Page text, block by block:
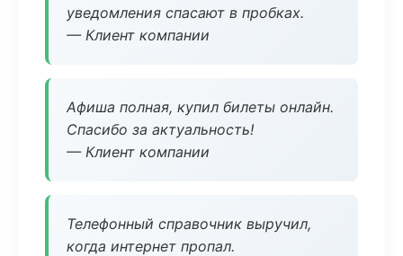
уведомления спасают в пробках.
— Клиент компании
Афиша полная, купил билеты онлайн.
Спасибо за актуальность!
— Клиент компании
Телефонный справочник выручил,
когда интернет пропал.